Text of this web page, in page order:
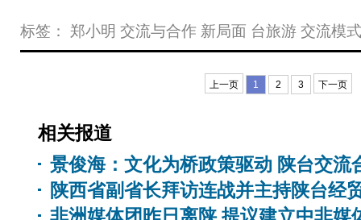
标签： 郑小明 交流与合作 新局面 台旅游 交流模式
上一页 1 2 3 下一页
相关报道
景俊海：文化为桥政策驱动 陕台交流
陕西省副省长拜访连战并主持陕台经